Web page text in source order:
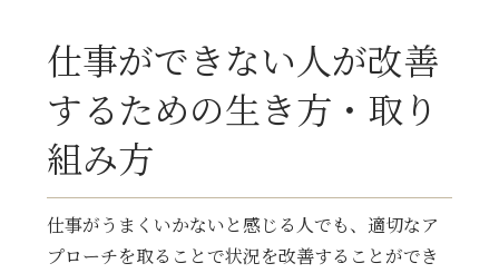
仕事ができない人が改善
するための生き方・取り
組み方
仕事がうまくいかないと感じる人でも、適切なア
プローチを取ることで状況を改善することができ